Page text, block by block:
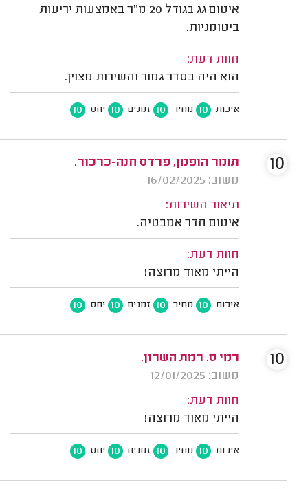
איטום גג בגודל 20 מ"ר באמצעות יריעות
ביטומניות.
חוות דעת:
הוא היה בסדר גמור והשירות מצוין.
איכות 10 מחיר 10 זמנים 10 יחס 10
תומר הופמן, פרדס חנה-כרכור.
משוב: 16/02/2025
תיאור השירות:
איטום חדר אמבטיה.
חוות דעת:
הייתי מאוד מרוצה!
איכות 10 מחיר 10 זמנים 10 יחס 10
10
רמי ס. רמת השרון.
משוב: 12/01/2025
חוות דעת:
הייתי מאוד מרוצה!
איכות 10 מחיר 10 זמנים 10 יחס 10
10